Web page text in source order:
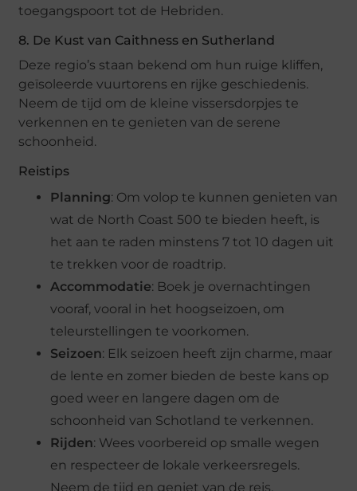
toegangspoort tot de Hebriden.
8. De Kust van Caithness en Sutherland
Deze regio’s staan bekend om hun ruige kliffen,
geïsoleerde vuurtorens en rijke geschiedenis.
Neem de tijd om de kleine vissersdorpjes te
verkennen en te genieten van de serene
schoonheid.
Reistips
Planning: Om volop te kunnen genieten van
wat de North Coast 500 te bieden heeft, is
het aan te raden minstens 7 tot 10 dagen uit
te trekken voor de roadtrip.
Accommodatie: Boek je overnachtingen
vooraf, vooral in het hoogseizoen, om
teleurstellingen te voorkomen.
Seizoen: Elk seizoen heeft zijn charme, maar
de lente en zomer bieden de beste kans op
goed weer en langere dagen om de
schoonheid van Schotland te verkennen.
Rijden: Wees voorbereid op smalle wegen
en respecteer de lokale verkeersregels.
Neem de tijd en geniet van de reis.